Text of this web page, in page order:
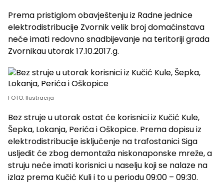
Prema pristiglom obavještenju iz Radne jednice
elektrodistribucije Zvornik velik broj domaćinstava
neće imati redovno snadbijevanje na teritoriji grada
Zvornikau utorak 17.10.2017.g.
FOTO: Ilustracija
Bez struje u utorak ostat će korisnici iz Kučić Kule,
Šepka, Lokanja, Perića i Oškopice. Prema dopisu iz
elektrodistribucije isključenje na trafostanici Siga
usljedit će zbog demontaža niskonaponske mreže, a
struju neće imati korisnici u naselju koji se nalaze na
izlaz prema Kučić Kuli i to u periodu 09:00 – 09:30.